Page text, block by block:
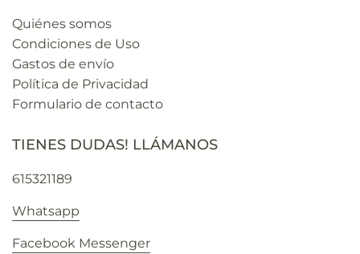
Quiénes somos
Condiciones de Uso
Gastos de envío
Política de Privacidad
Formulario de contacto
TIENES DUDAS! LLÁMANOS
615321189
Whatsapp
Facebook Messenger